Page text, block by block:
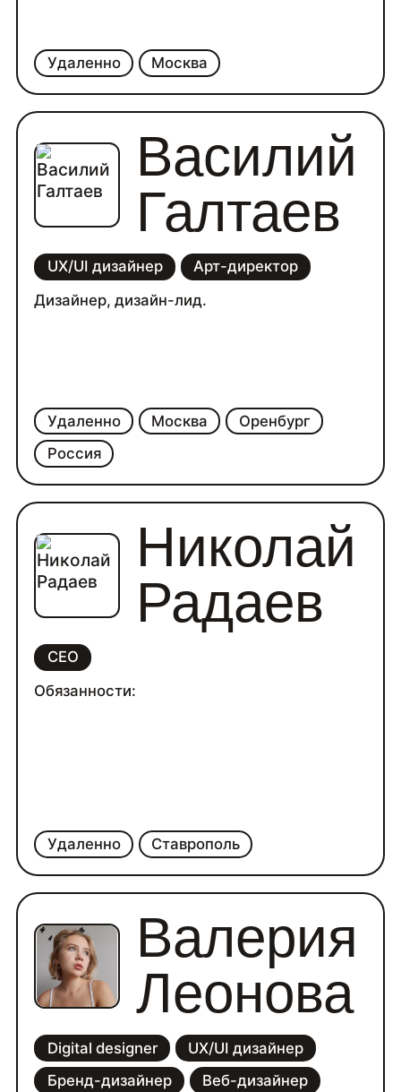
Удаленно Москва
Удаленно Москва
Оренбург
Россия
Василий
Галтаев
UX/UI дизайнер
Арт-директор
Дизайнер, дизайн-лид.
Удаленно Ставрополь
Николай
Радаев
CEO
Обязанности:
Валерия
Леонова
Digital designer
UX/UI дизайнер
Бренд-дизайнер
Веб-дизайнер